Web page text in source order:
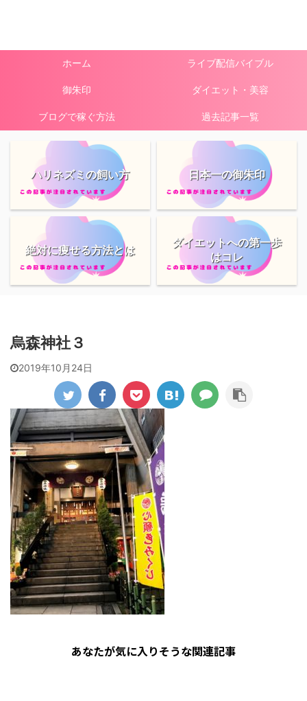
ホーム ライブ配信バイブル
御朱印 ダイエット・美容
ブログで稼ぐ方法 過去記事一覧
ハリネズミの飼い方 日本一の御朱印
絶対に痩せる方法とは
ダイエットへの第一歩
はコレ
烏森神社３
2019年10月24日
あなたが気に入りそうな関連記事